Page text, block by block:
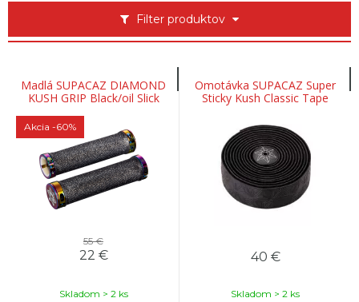
Filter produktov
Madlá SUPACAZ DIAMOND
KUSH GRIP Black/oil Slick
Akcia -60%
55 €
22 €
Skladom > 2 ks
Omotávka SUPACAZ Super
Sticky Kush Classic Tape
Black/Ano Black
40 €
Skladom > 2 ks